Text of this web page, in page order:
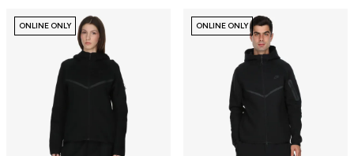
ONLINE ONLY ONLINE ONLY